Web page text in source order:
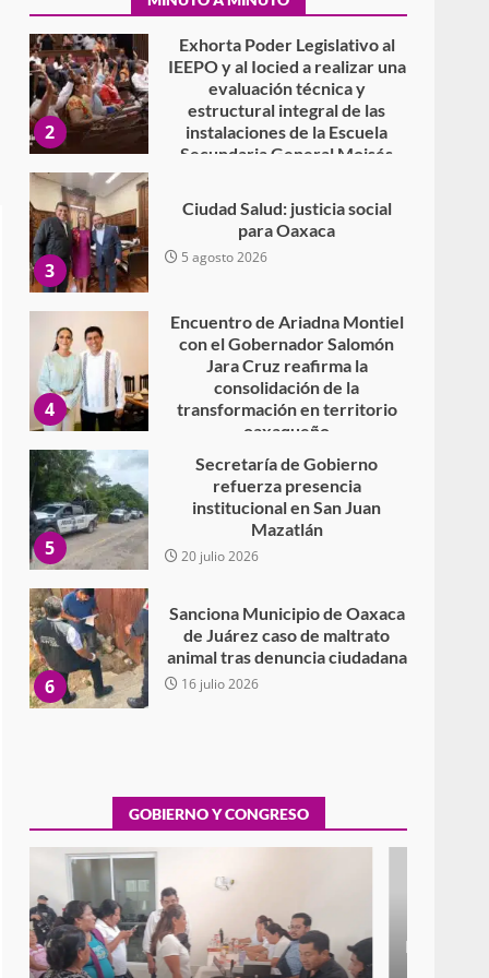
2
Exhorta Poder Legislativo al
IEEPO y al Iocied a realizar una
evaluación técnica y
estructural integral de las
instalaciones de la Escuela
Secundaria General Moisés
3
Ciudad Salud: justicia social
para Oaxaca
5 agosto 2026
4
Encuentro de Ariadna Montiel
con el Gobernador Salomón
Jara Cruz reafirma la
consolidación de la
transformación en territorio
oaxaqueño
5
Secretaría de Gobierno
refuerza presencia
institucional en San Juan
Mazatlán
20 julio 2026
6
Sanciona Municipio de Oaxaca
de Juárez caso de maltrato
animal tras denuncia ciudadana
16 julio 2026
delincuencia organizada y
contrabando
16 julio 2026
1
Avanza con orden y
tranquilidad el proceso
electoral extraordinario de
Santiago Xanica: Jesús Romero
7 agosto 2026
GOBIERNO Y CONGRESO
Exhorta Poder Legislativo al IEEPO y al Iocied
a realizar una evaluación técnica y